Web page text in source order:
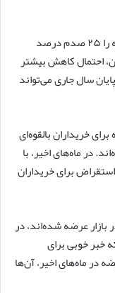
بانک مرکزی کانادا در روز ۵ ژوئن نرخ بهره‌ی پایه را ۲۵ صدم درصد
احتمال کاهش بیشتر
سال جاری می‌تواند
خریداران بالقوه‌ای
در ماه‌های اخیر، با
برای خریداران
عرضه شده‌اند، در
است که خبر خوبی برای
در ماه‌های اخیر، آن‌ها